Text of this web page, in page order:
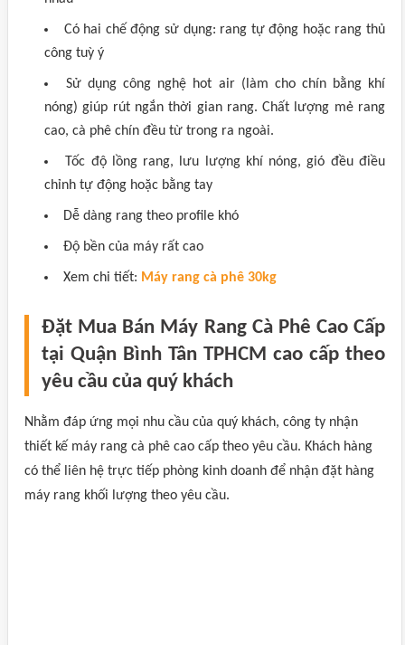
Có hai chế động sử dụng: rang tự động hoặc rang thủ
công tuỳ ý
Sử dụng công nghệ hot air (làm cho chín bằng khí
nóng) giúp rút ngắn thời gian rang. Chất lượng mẻ rang
cao, cà phê chín đều từ trong ra ngoài.
Tốc độ lồng rang, lưu lượng khí nóng, gió đều điều
chỉnh tự động hoặc bằng tay
Dễ dàng rang theo profile khó
Độ bền của máy rất cao
Xem chi tiết: Máy rang cà phê 30kg
Đặt Mua Bán Máy Rang Cà Phê Cao Cấp
tại Quận Bình Tân TPHCM cao cấp theo
yêu cầu của quý khách
Nhằm đáp ứng mọi nhu cầu của quý khách, công ty nhận
thiết kế máy rang cà phê cao cấp theo yêu cầu. Khách hàng
có thể liên hệ trực tiếp phòng kinh doanh để nhận đặt hàng
máy rang khối lượng theo yêu cầu.